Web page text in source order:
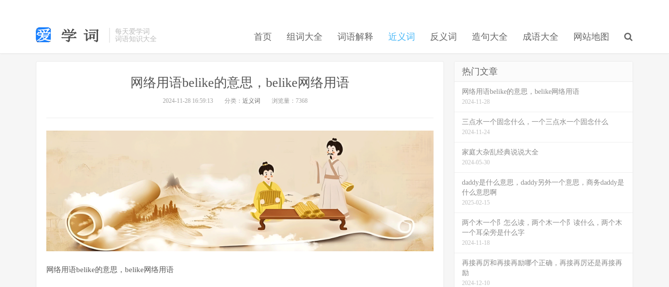
每天爱学词
词语知识大全
首页 组词大全 词语解释 近义词 反义词 造句大全 成语大全 网站地图
网络用语belike的意思，belike网络用语
2024-11-28 16:59:13 分类： 近义词 浏览量：7368
网络用语belike的意思，belike网络用语
热门文章
网络用语belike的意思，belike网络用语
2024-11-28
三点水一个固念什么，一个三点水一个固念什么
2024-11-24
家庭大杂乱经典说说大全
2024-05-30
daddy是什么意思，daddy另外一个意思，商务daddy是
什么意思啊
2025-02-15
两个木一个阝怎么读，两个木一个阝读什么，两个木
一个耳朵旁是什么字
2024-11-18
再接再厉和再接再励哪个正确，再接再厉还是再接再
励
2024-12-10